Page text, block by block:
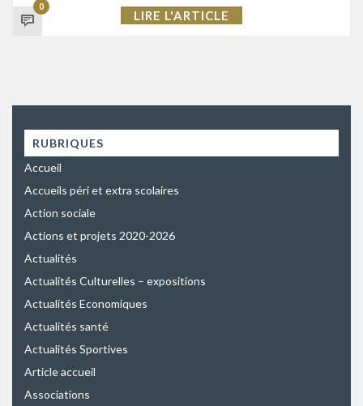
0
LIRE L'ARTICLE
RUBRIQUES
Accueil
Accueils péri et extra scolaires
Action sociale
Actions et projets 2020-2026
Actualités
Actualités Culturelles – expositions
Actualités Economiques
Actualités santé
Actualités Sportives
Article accueil
Associations